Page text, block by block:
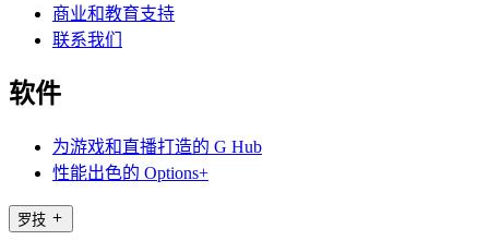
商业和教育支持
联系我们
软件
为游戏和直播打造的 G Hub
性能出色的 Options+
罗技